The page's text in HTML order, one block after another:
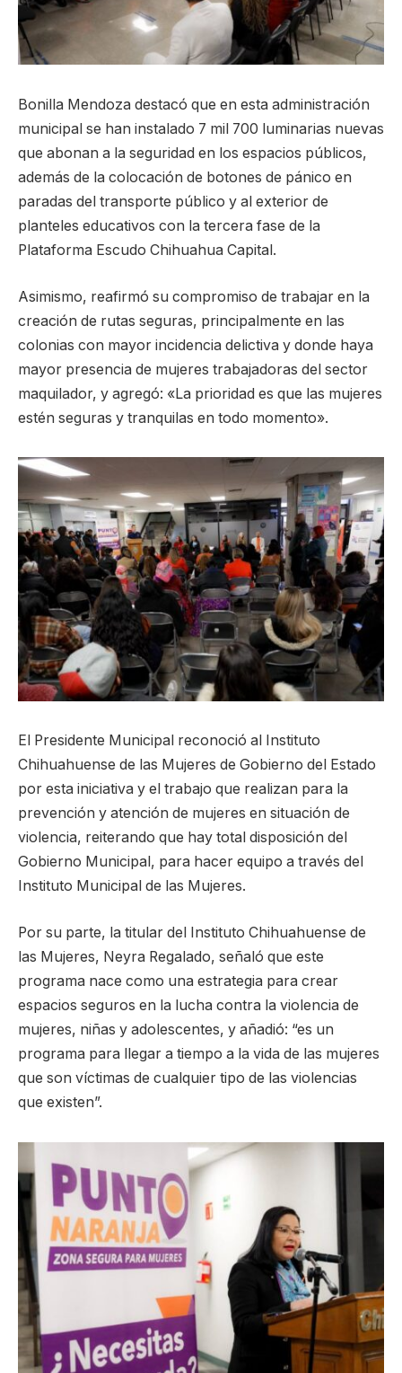
Bonilla Mendoza destacó que en esta administración
municipal se han instalado 7 mil 700 luminarias nuevas
que abonan a la seguridad en los espacios públicos,
además de la colocación de botones de pánico en
paradas del transporte público y al exterior de
planteles educativos con la tercera fase de la
Plataforma Escudo Chihuahua Capital.
Asimismo, reafirmó su compromiso de trabajar en la
creación de rutas seguras, principalmente en las
colonias con mayor incidencia delictiva y donde haya
mayor presencia de mujeres trabajadoras del sector
maquilador, y agregó: «La prioridad es que las mujeres
estén seguras y tranquilas en todo momento».
El Presidente Municipal reconoció al Instituto
Chihuahuense de las Mujeres de Gobierno del Estado
por esta iniciativa y el trabajo que realizan para la
prevención y atención de mujeres en situación de
violencia, reiterando que hay total disposición del
Gobierno Municipal, para hacer equipo a través del
Instituto Municipal de las Mujeres.
Por su parte, la titular del Instituto Chihuahuense de
las Mujeres, Neyra Regalado, señaló que este
programa nace como una estrategia para crear
espacios seguros en la lucha contra la violencia de
mujeres, niñas y adolescentes, y añadió: “es un
programa para llegar a tiempo a la vida de las mujeres
que son víctimas de cualquier tipo de las violencias
que existen”.